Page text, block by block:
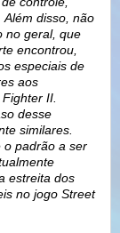
Além disso, não
no geral, que
encontrou,
especiais de
aos
II.
desse
similares.
o padrão a ser
estreita dos
no jogo Street